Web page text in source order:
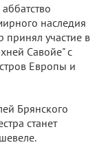
наследия
участие в
Савойе" с
Европы и
Брянского
станет